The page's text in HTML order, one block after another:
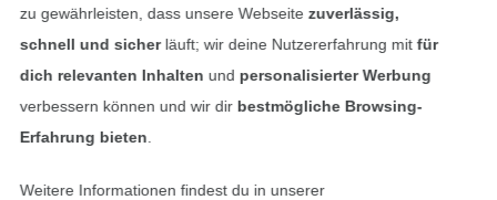
Kontakt
Bestellung widerrufen
zu gewährleisten, dass unsere Webseite zuverlässig,
schnell und sicherläuft; wir deine Nutzererfahrung mitfür
dich relevanten Inhalten und personalisierter Werbung
verbessern können und wir dir bestmögliche Browsing-
Erfahrung bieten
Weitere Informationen findest du in unserer